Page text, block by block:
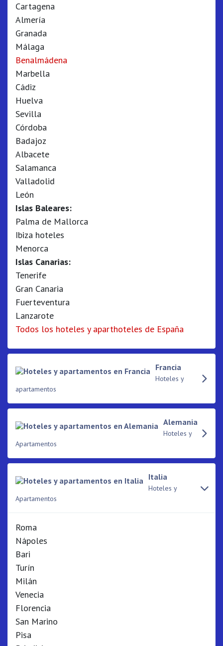
Cartagena
Almería
Granada
Málaga
Benalmádena
Marbella
Cádiz
Huelva
Sevilla
Córdoba
Badajoz
Albacete
Salamanca
Valladolid
León
Islas Baleares:
Palma de Mallorca
Ibiza hoteles
Menorca
Islas Canarias:
Tenerife
Gran Canaria
Fuerteventura
Lanzarote
Todos los hoteles y aparthoteles de España
Francia
Hoteles y
apartamentos
Alemania
Hoteles y
Apartamentos
Italia
Hoteles y
Apartamentos
Roma
Nápoles
Bari
Turín
Milán
Venecia
Florencia
San Marino
Pisa